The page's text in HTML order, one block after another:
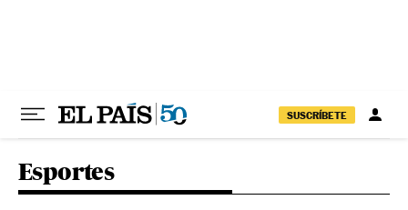
SUSCRÍBETE
Esportes